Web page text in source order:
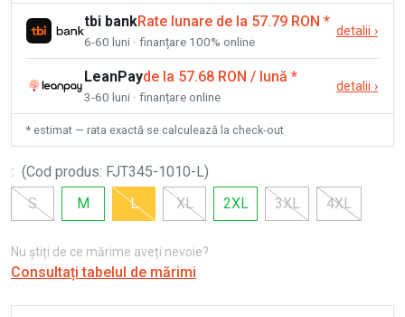
tbi bankRate lunare de la 57.79 RON *
6-60 luni · finanțare 100% online
detalii ›
LeanPayde la 57.68 RON / lună *
3-60 luni · finanțare online
detalii ›
* estimat — rata exactă se calculează la check-out
: (Cod produs: FJT345-1010-L)
S
M L XL 2XL 3XL 4XL
Nu știți de ce mărime aveți nevoie?
Consultați tabelul de mărimi